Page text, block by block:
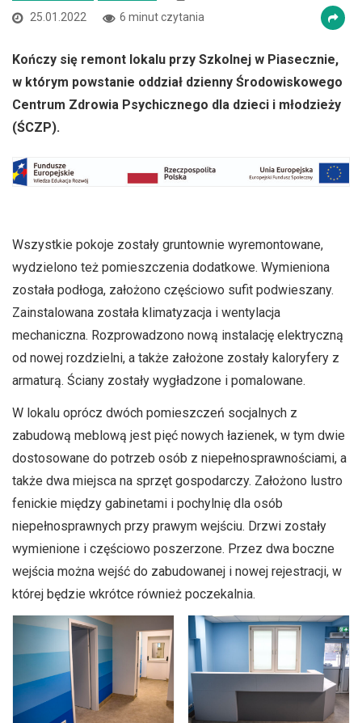
25.01.2022
6 minut czytania
Kończy się remont lokalu przy Szkolnej w Piasecznie,
w którym powstanie oddział dzienny Środowiskowego
Centrum Zdrowia Psychicznego dla dzieci i młodzieży
(ŚCZP).
Wszystkie pokoje zostały gruntownie wyremontowane,
wydzielono też pomieszczenia dodatkowe. Wymieniona
została podłoga, założono częściowo sufit podwieszany.
Zainstalowana została klimatyzacja i wentylacja
mechaniczna. Rozprowadzono nową instalację elektryczną
od nowej rozdzielni, a także założone zostały kaloryfery z
armaturą. Ściany zostały wygładzone i pomalowane.
W lokalu oprócz dwóch pomieszczeń socjalnych z
zabudową meblową jest pięć nowych łazienek, w tym dwie
dostosowane do potrzeb osób z niepełnosprawnościami, a
także dwa miejsca na sprzęt gospodarczy. Założono lustro
fenickie między gabinetami i pochylnię dla osób
niepełnosprawnych przy prawym wejściu. Drzwi zostały
wymienione i częściowo poszerzone. Przez dwa boczne
wejścia można wejść do zabudowanej i nowej rejestracji, w
której będzie wkrótce również poczekalnia.